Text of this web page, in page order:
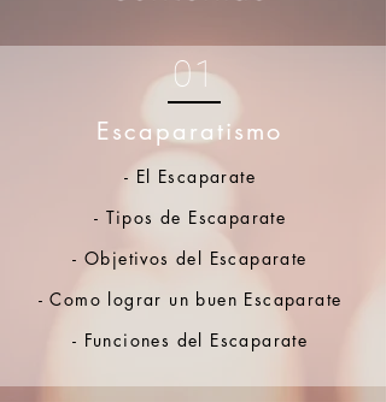
01
Escaparatismo
- El Escaparate
- Tipos de Escaparate
- Objetivos del Escaparate
- Como lograr un buen Escaparate
- Funciones del Escaparate